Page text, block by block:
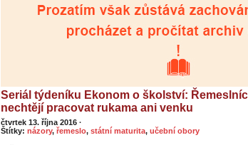
Seriál týdeníku Ekonom o školství:
nechtějí pracovat rukama ani venku
čtvrtek 13. října 2016 ·
Štítky: názory, řemeslo, státní maturita, učební obory